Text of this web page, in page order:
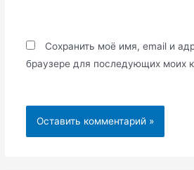
Сохранить моё имя, email и
браузере для последующих моих